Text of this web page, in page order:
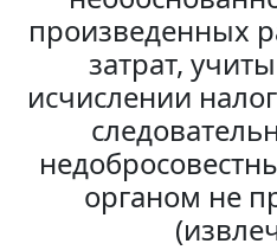
произведенных
затрат,
исчислении
органом не